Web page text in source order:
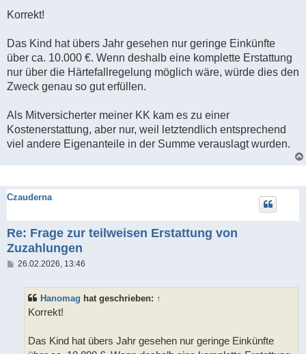
i
a
Korrekt!
Das Kind hat übers Jahr gesehen nur geringe Einkünfte
über ca. 10.000 €. Wenn deshalb eine komplette Erstattung
nur über die Härtefallregelung möglich wäre, würde dies den
Zweck genau so gut erfüllen.
Als Mitversicherter meiner KK kam es zu einer
Kostenerstattung, aber nur, weil letztendlich entsprechend
viel andere Eigenanteile in der Summe verauslagt wurden.
Czauderna
Re: Frage zur teilweisen Erstattung von
Zuzahlungen
B26.02.2026, 13:46
Hanomag hat geschrieben: ↑
Korrekt!
Das Kind hat übers Jahr gesehen nur geringe Einkünfte